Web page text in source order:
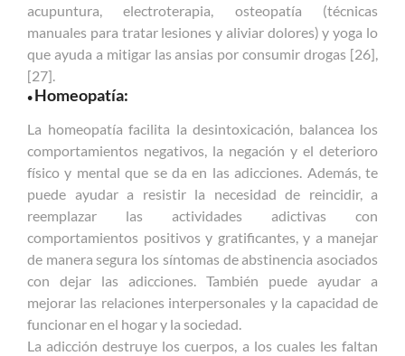
acupuntura, electroterapia, osteopatía (técnicas
manuales para tratar lesiones y aliviar dolores) y yoga lo
que ayuda a mitigar las ansias por consumir drogas [26],
[27].
• Homeopatía:
La homeopatía facilita la desintoxicación, balancea los
comportamientos negativos, la negación y el deterioro
físico y mental que se da en las adicciones. Además, te
puede ayudar a resistir la necesidad de reincidir, a
reemplazar las actividades adictivas con
comportamientos positivos y gratificantes, y a manejar
de manera segura los síntomas de abstinencia asociados
con dejar las adicciones. También puede ayudar a
mejorar las relaciones interpersonales y la capacidad de
funcionar en el hogar y la sociedad.
La adicción destruye los cuerpos, a los cuales les faltan